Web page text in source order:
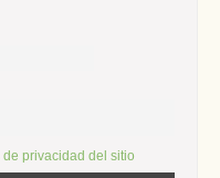
privacidad del sitio